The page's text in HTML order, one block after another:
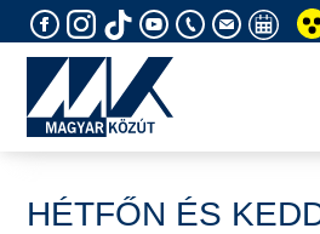
to
HÉTFŐN ÉS